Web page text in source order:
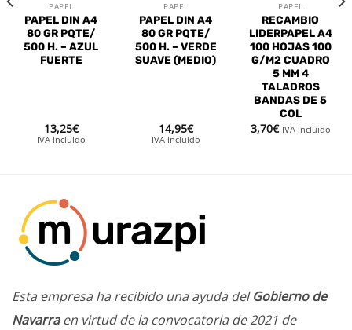
PAPEL
PAPEL DIN A4
80 GR PQTE/
500 H. – AZUL
FUERTE
13,25€
IVA incluido
PAPEL
PAPEL DIN A4
80 GR PQTE/
500 H. – VERDE
SUAVE (MEDIO)
14,95€
IVA incluido
PAPEL
RECAMBIO
LIDERPAPEL A4
100 HOJAS 100
G/M2 CUADRO
5 MM 4
TALADROS
BANDAS DE 5
COL
3,70€ IVA incluido
Esta empresa ha recibido una ayuda delGobierno de
Navarraen virtud de la convocatoria de 2021 de